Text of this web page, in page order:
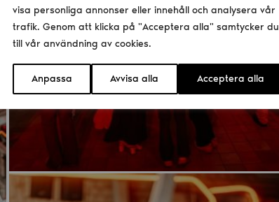
visa personliga annonser eller innehåll och analysera vår
trafik. Genom att klicka på "Acceptera alla" samtycker du
till vår användning av cookies.
Anpassa Avvisa alla Acceptera alla